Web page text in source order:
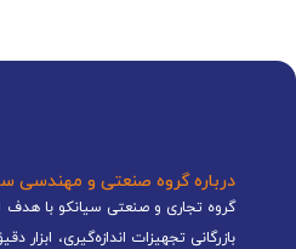
درباره گروه صنعتی و مهندسی
گروه تجاری و صنعتی سیانکو با هدف
بازرگانی تجهیزات اندازه‌گیری، ابزار